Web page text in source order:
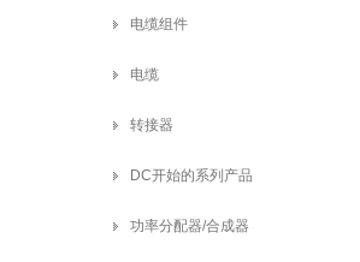
电缆组件
电缆
转接器
DC开始的系列产品
功率分配器/合成器